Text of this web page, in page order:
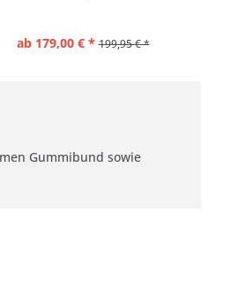
ab 179,00 € * 199,95 € *
Gummibund sowie